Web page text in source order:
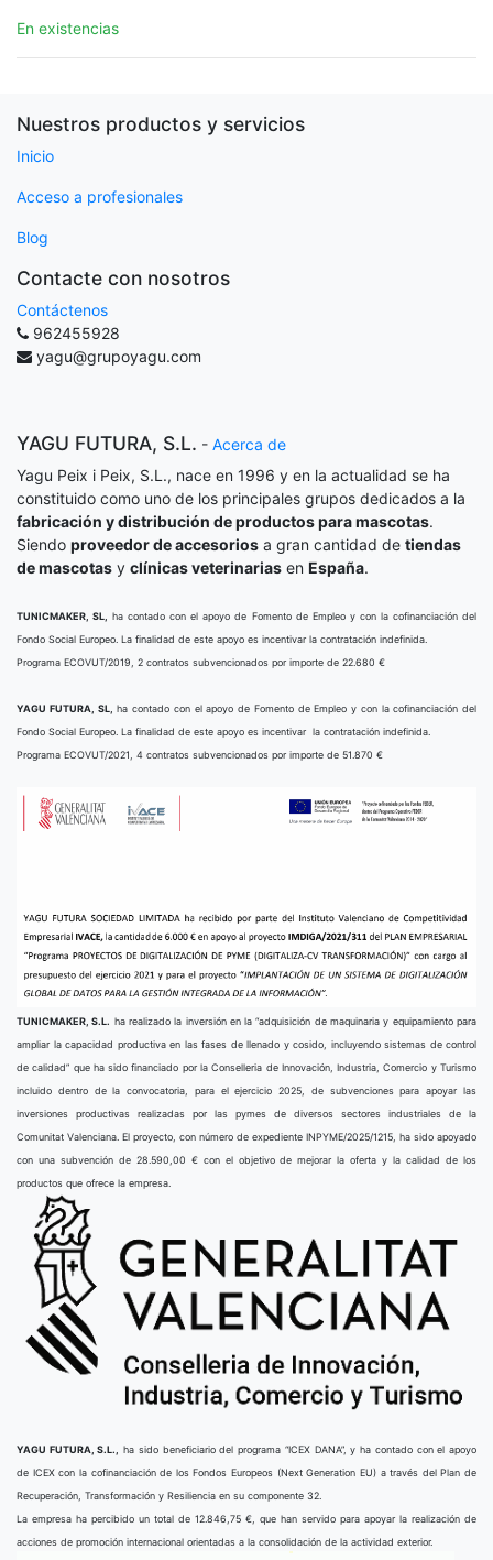
En existencias
Nuestros productos y servicios
Inicio
Acceso a profesionales
Blog
Contacte con nosotros
Contáctenos
962455928
yagu@grupoyagu.com
YAGU FUTURA, S.L. - Acerca de
Yagu Peix i Peix, S.L., nace en 1996 y en la actualidad se ha
constituido como uno de los principales grupos dedicados a la
fabricación y distribución de productos para mascotas.
Siendo proveedor de accesorios a gran cantidad de tiendas
de mascotas y clínicas veterinarias en España.
TUNICMAKER, SL,
ha contado con el apoyo de Fomento de Empleo y con la cofinanciación del
Fondo Social Europeo. La finalidad de este apoyo es incentivar la contratación indefinida.
Programa ECOVUT/2019, 2 contratos subvencionados por importe de 22.680 €
YAGU FUTURA, SL,
ha contado con el apoyo de Fomento de Empleo y con la cofinanciación del
Fondo Social Europeo. La finalidad de este apoyo es incentivar la contratación indefinida.
Programa ECOVUT/2021, 4 contratos subvencionados por importe de 51.870 €
TUNICMAKER, S.L. ha realizado la inversión en la “adquisición de maquinaria y equipamiento para
ampliar la capacidad productiva en las fases de llenado y cosido, incluyendo sistemas de control
de calidad” que ha sido financiado por la Conselleria de Innovación, Industria, Comercio y Turismo
incluido dentro de la convocatoria, para el ejercicio 2025, de subvenciones para apoyar las
inversiones productivas realizadas por las pymes de diversos sectores industriales de la
Comunitat Valenciana. El proyecto, con número de expediente INPYME/2025/1215, ha sido apoyado
con una subvención de 28.590,00 € con el objetivo de mejorar la oferta y la calidad de los
productos que ofrece la empresa.
YAGU FUTURA, S.L.,
ha sido beneficiario del programa “ICEX DANA”, y ha contado con el apoyo
de ICEX con la cofinanciación de los Fondos Europeos (Next Generation EU) a través del Plan de
Recuperación, Transformación y Resiliencia en su componente 32.
La empresa ha percibido un total de 12.846,75 €, que han servido para apoyar la realización de
acciones de promoción internacional orientadas a la consolidación de la actividad exterior.